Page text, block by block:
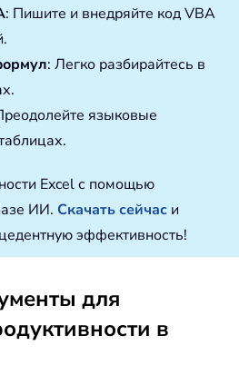
: Пишите и внедряйте код VBA
: Легко разбирайтесь в
языковые
Excel с помощью
ИИ. Скачать сейчас и
эффективность!
для
в